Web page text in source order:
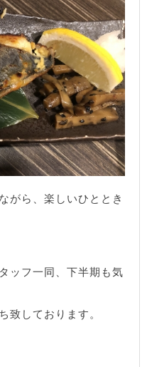
がら、楽しいひととき
ッフ一同、下半期も気
致しております。